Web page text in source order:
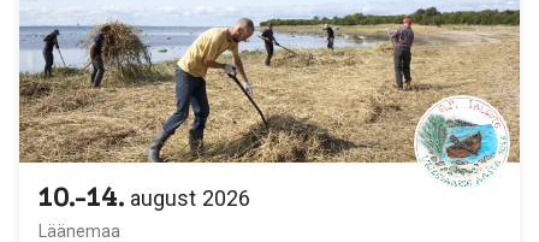
2026
10.-14. august
Läänemaa